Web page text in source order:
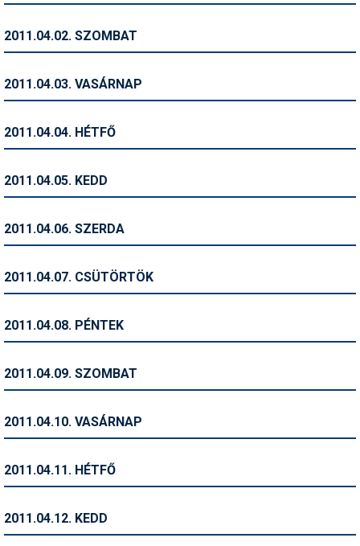
Ingatlan
Kerékpár
Magazinok
Pályázatok
Síbérletárak
2011.04.02. SZOMBAT
2011.04.03. VASÁRNAP
2011.04.04. HÉTFŐ
2011.04.05. KEDD
2011.04.06. SZERDA
2011.04.07. CSÜTÖRTÖK
2011.04.08. PÉNTEK
2011.04.09. SZOMBAT
2011.04.10. VASÁRNAP
2011.04.11. HÉTFŐ
2011.04.12. KEDD